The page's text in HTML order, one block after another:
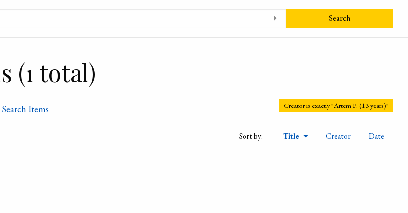
Search
(1 total)
Search Items Creator is exactly "Artem P. (13 years)"
Sort by: Title Creator Date